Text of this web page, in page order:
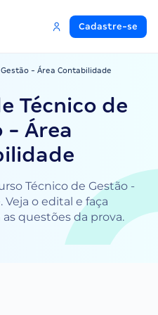
Cadastre-se
- Área Contabilidade
Técnico de
- Área
Técnico de Gestão -
o edital e faça
questões da prova.